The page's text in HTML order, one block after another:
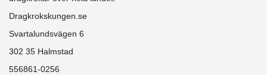
Dragkrokskungen.se
Svartalundsvägen 6
302 35 Halmstad
556861-0256